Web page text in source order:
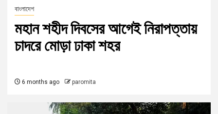
বাংলাদেশ
মহান শহীদ দিবসের আগেই নিরাপত্তায়
চাদরে মোড়া ঢাকা শহর
6 months ago paromita